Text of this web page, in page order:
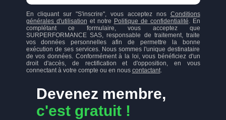
Devenez membre,
c'est gratuit !
En cliquant sur "S'inscrire", vous acceptez nos Conditions
générales d'utilisation et notre Politique de confidentialité. En
complétant ce formulaire, vous acceptez que
SURPERFORMANCE SAS, responsable de traitement, traite
vos données personnelles afin de permettre la bonne
exécution de ses services. Nous sommes l'unique destinataire
de vos données. Conformément à la loi, vous bénéficiez d'un
droit d'accès, de rectification et d'opposition, en vous
connectant à votre compte ou en nous contactant.